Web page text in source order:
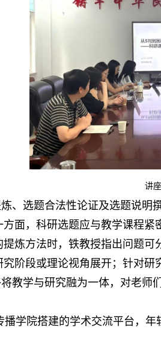
讲
、选题合法性论证及选题说
面，科研选题应与教学课程
炼方法时，铁教授指出问题
阶段或理论视角展开；针对研
教学与研究融为一体，对老
学院搭建的学术交流平台，